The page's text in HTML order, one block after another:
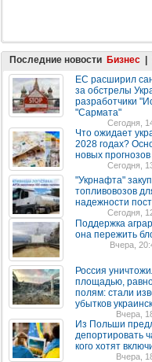
Последние новости Бизнес
ЕС расширил
за обстрелы
разработчики
"Сармата"
Сегодня,
Что ожидает
2028 годах?
новых
Сегодня,
"Укрнафта"
топливовозов
надежности
Сегодня,
Поддержка
она пережить
Вчера,
Россия
площадью,
полям: стали
убытков
Вчера,
Из Польши
депортировать
кого хотят
Вчера,